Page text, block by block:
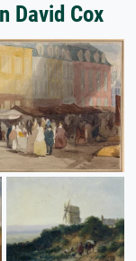
David Cox